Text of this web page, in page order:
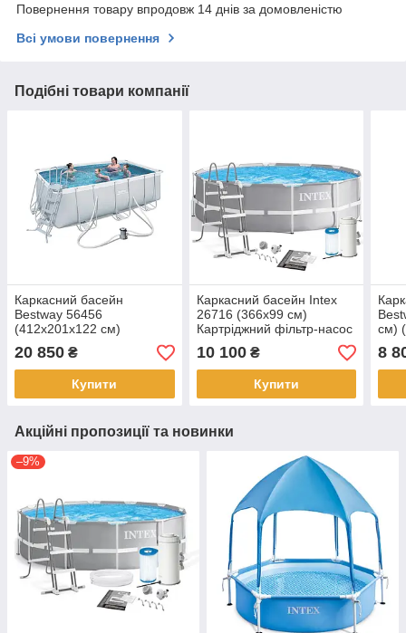
Повернення товару впродовж 14 днів за домовленістю
Всі умови повернення
Подібні товари компанії
Каркасний басейн
Bestway 56456
(412х201х122 см)
(Картріджний фільтр-
насос 2006 л/год,
драбина, дозатор)
20 850 ₴
Купити
Каркасний басейн Intex
26716 (366x99 см)
Картріджний фільтр-насос
2 006 л/год, драбина
10 100₴
Купити
см)
8
Акційні пропозиції та новинки
–9%